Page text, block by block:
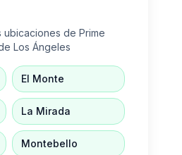
ubicaciones de Prime
Los Ángeles
El Monte
La Mirada
Montebello